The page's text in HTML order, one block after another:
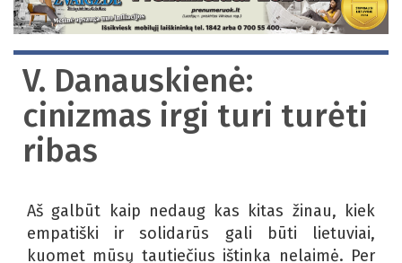
V. Danauskienė:
cinizmas irgi turi turėti
ribas
Aš galbūt kaip nedaug kas kitas žinau, kiek
empatiški ir solidarūs gali būti lietuviai,
kuomet mūsų tautiečius ištinka nelaimė. Per